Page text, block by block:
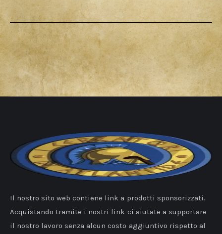
Il nostro sito web contiene link a prodotti sponsorizzati.
Acquistando tramite i nostri link ci aiutate a supportare
il nostro lavoro senza alcun costo aggiuntivo rispetto al